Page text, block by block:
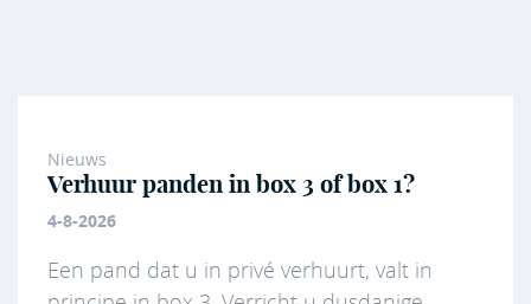
Nieuws
Verhuur panden in box 3 of box 1?
4-8-2026
Een pand dat u in privé verhuurt, valt in